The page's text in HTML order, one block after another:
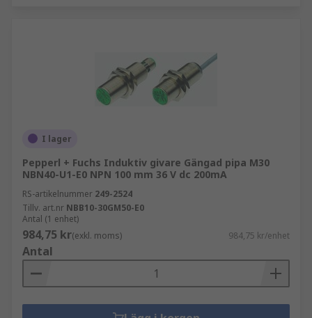
I lager
Pepperl + Fuchs Induktiv givare Gängad pipa M30
NBN40-U1-E0 NPN 100 mm 36 V dc 200mA
RS-artikelnummer 249-2524
Tillv. art.nr NBB10-30GM50-E0
Antal (1 enhet)
984,75 kr(exkl. moms) 984,75 kr/enhet
Antal